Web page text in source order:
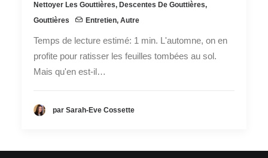
Nettoyer Les Gouttières, Descentes De Gouttières,
Gouttières
Entretien, Autre
Temps de lecture estimé: 1 min. L'automne, on en
profite pour ratisser les feuilles tombées au sol.
Mais qu'en est-il…
par Sarah-Eve Cossette